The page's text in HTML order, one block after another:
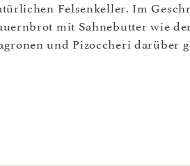
Felsenkeller. Im
mit Sahnebutter wie
und Pizoccheri darüber